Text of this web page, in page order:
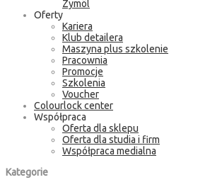
Zymöl
Oferty
Kariera
Klub detailera
Maszyna plus szkolenie
Pracownia
Promocje
Szkolenia
Voucher
Colourlock center
Współpraca
Oferta dla sklepu
Oferta dla studia i firm
Współpraca medialna
Kategorie